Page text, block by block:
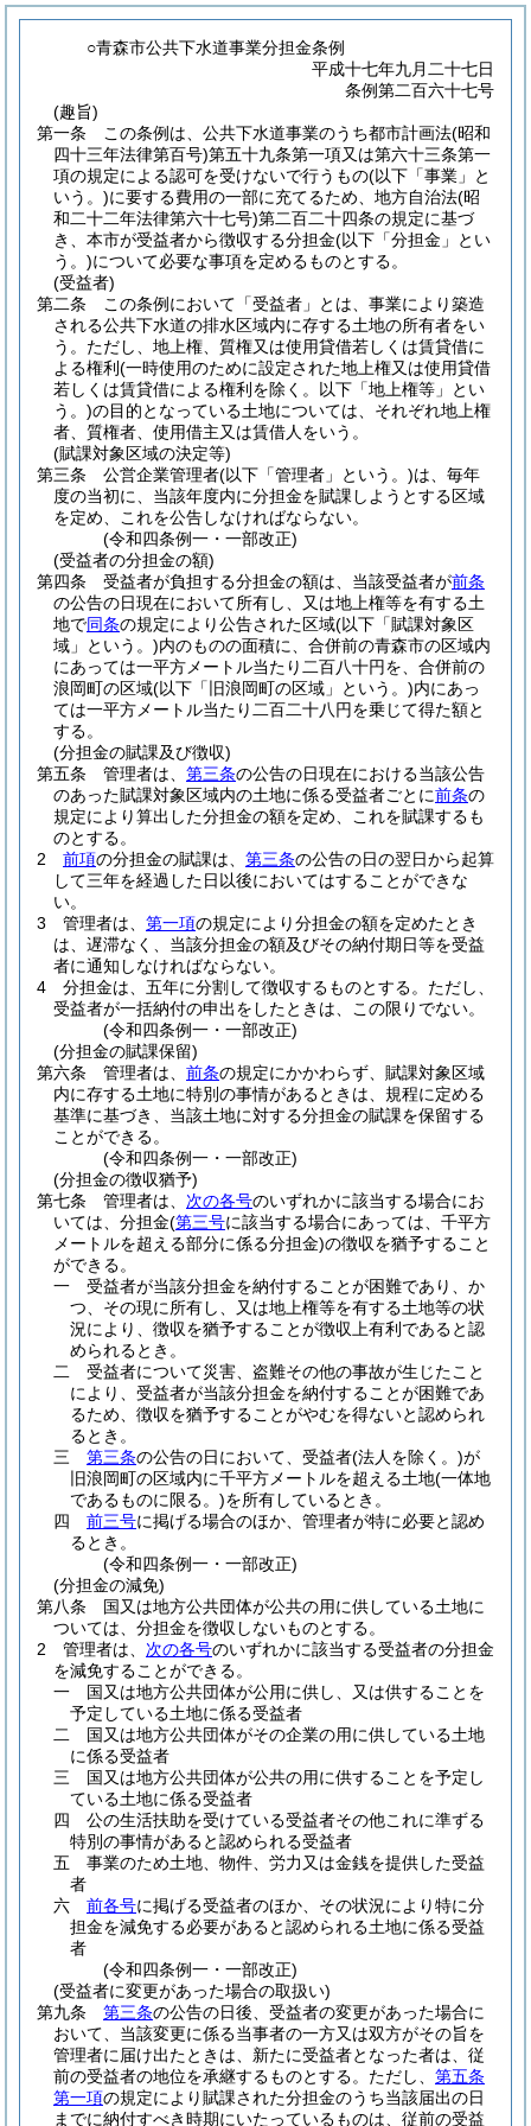
○青森市公共下水道事業分担金条例
平成十七年九月二十七日
条例第二百六十七号
(趣旨)
第一条
この条例は、公共下水道事業のうち都市計画法(昭和
四十三年法律第百号)第五十九条第一項又は第六十三条第一
項の規定による認可を受けないで行うもの(以下「事業」と
いう。)に要する費用の一部に充てるため、地方自治法(昭
和二十二年法律第六十七号)第二百二十四条の規定に基づ
き、本市が受益者から徴収する分担金(以下「分担金」とい
う。)について必要な事項を定めるものとする。
(受益者)
第二条
この条例において「受益者」とは、事業により築造
される公共下水道の排水区域内に存する土地の所有者をい
う。 ただし、地上権、質権又は使用貸借若しくは賃貸借に
よる権利 (一時使用のために設定された地上権又は使用貸借
若しくは賃貸借による権利を除く。以下「地上権等」とい
う。)の目的となっている土地については、それぞれ地上権
者、質権者、使用借主又は賃借人をいう。
(賦課対象区域の決定等)
第三条
公営企業管理者(以下「管理者」という。)は、毎年
度の当初に、当該年度内に分担金を賦課しようとする区域
を定め、これを公告しなければならない。
(令和四条例一・一部改正)
(受益者の分担金の額)
第四条
受益者が負担する分担金の額は、当該受益者が前条
の公告の日現在において所有し、又は地上権等を有する土
地で同条の規定により公告された区域(以下「賦課対象区
域」という。)内のものの面積に、合併前の青森市の区域内
にあっては一平方メートル当たり二百八十円を、合併前の
浪岡町の区域(以下「旧浪岡町の区域」という。)内にあっ
ては一平方メートル当たり二百二十八円を乗じて得た額と
する。
(分担金の賦課及び徴収)
第五条
管理者は、 第三条の公告の日現在における当該公告
のあった賦課対象区域内の土地に係る受益者ごとに前条の
規定により算出した分担金の額を定め、これを賦課するも
のとする。
2
前項の分担金の賦課は、 第三条の公告の日の翌日から起算
して三年を経過した日以後においてはすることができな
い。
3
管理者は、 第一項の規定により分担金の額を定めたとき
は、遅滞なく、当該分担金の額及びその納付期日等を受益
者に通知しなければならない。
4
分担金は、五年に分割して徴収するものとする。 ただし、
受益者が一括納付の申出をしたときは、この限りでない。
(令和四条例一・一部改正)
(分担金の賦課保留)
第六条
管理者は、 前条の規定にかかわらず、賦課対象区域
内に存する土地に特別の事情があるときは、規程に定める
基準に基づき、当該土地に対する分担金の賦課を保留する
ことができる。
(令和四条例一・一部改正)
(分担金の徴収猶予)
第七条
管理者は、 次の各号のいずれかに該当する場合にお
いては、分担金(第三号に該当する場合にあっては、千平方
メートルを超える部分に係る分担金)の徴収を猶予すること
ができる。
一
受益者が当該分担金を納付することが困難であり、か
つ、その現に所有し、又は地上権等を有する土地等の状
況により、徴収を猶予することが徴収上有利であると認
められるとき。
二
受益者について災害、盗難その他の事故が生じたこと
により、受益者が当該分担金を納付することが困難であ
るため、徴収を猶予することがやむを得ないと認められ
るとき。
三
第三条の公告の日において、受益者(法人を除く。)が
旧浪岡町の区域内に千平方メートルを超える土地(一体地
であるものに限る。)を所有しているとき。
四
前三号に掲げる場合のほか、管理者が特に必要と認め
るとき。
(令和四条例一・一部改正)
(分担金の減免)
第八条
国又は地方公共団体が公共の用に供している土地に
ついては、分担金を徴収しないものとする。
2
管理者は、 次の各号のいずれかに該当する受益者の分担金
を減免することができる。
一
国又は地方公共団体が公用に供し、又は供することを
予定している土地に係る受益者
二
国又は地方公共団体がその企業の用に供している土地
に係る受益者
三
国又は地方公共団体が公共の用に供することを予定し
ている土地に係る受益者
四
公の生活扶助を受けている受益者その他これに準ずる
特別の事情があると認められる受益者
五
事業のため土地、物件、労力又は金銭を提供した受益
者
六
前各号に掲げる受益者のほか、その状況により特に分
担金を減免する必要があると認められる土地に係る受益
者
(令和四条例一・一部改正)
(受益者に変更があった場合の取扱い)
第九条
第三条の公告の日後、受益者の変更があった場合に
おいて、当該変更に係る当事者の一方又は双方がその旨を
管理者に届け出たときは、新たに受益者となった者は、従
前の受益者の地位を承継するものとする。 ただし、 第五条
第一項の規定により賦課された分担金のうち当該届出の日
までに納付すべき時期にいたっているものは、従前の受益